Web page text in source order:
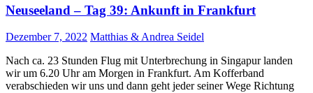
Neuseeland – Tag 39: Ankunft in Frankfurt
Dezember 7, 2022 Matthias & Andrea Seidel
Nach ca. 23 Stunden Flug mit Unterbrechung in Singapur landen
wir um 6.20 Uhr am Morgen in Frankfurt. Am Kofferband
verabschieden wir uns und dann geht jeder seiner Wege Richtung